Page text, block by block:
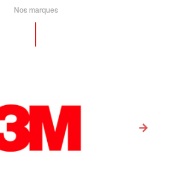
Nos marques